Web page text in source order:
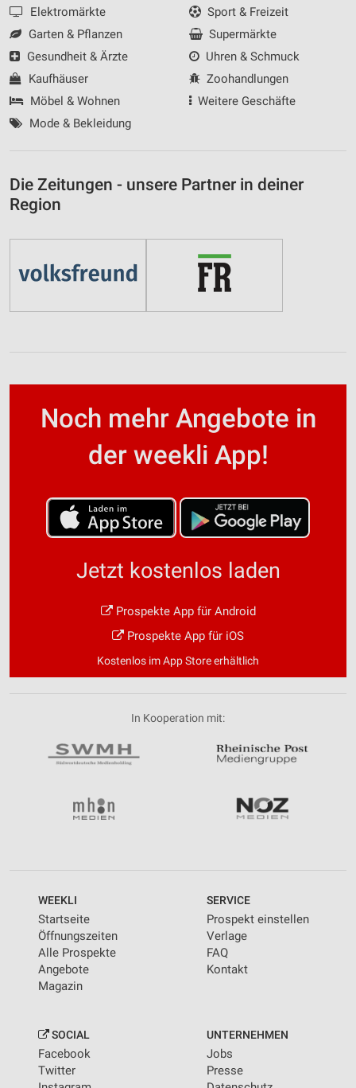
Elektromärkte
Garten & Pflanzen
Gesundheit & Ärzte
Kaufhäuser
Möbel & Wohnen
Mode & Bekleidung
Sport & Freizeit
Supermärkte
Uhren & Schmuck
Zoohandlungen
Weitere Geschäfte
Die Zeitungen - unsere Partner in deiner
Region
Noch mehr Angebote in
der weekli App!
Jetzt kostenlos laden
Prospekte App für Android
Prospekte App für iOS
Kostenlos im App Store erhältlich
In Kooperation mit:
WEEKLI
Startseite
Öffnungszeiten
Alle Prospekte
Angebote
Magazin
SERVICE
Prospekt einstellen
Verlage
FAQ
Kontakt
SOCIAL
Facebook
Twitter
UNTERNEHMEN
Jobs
Presse